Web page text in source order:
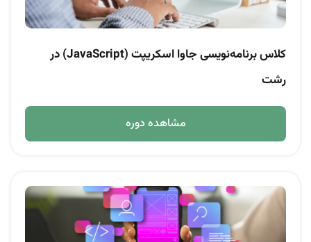
کلاس برنامه‌نویسی جاوا اسکریپت (JavaScript) در
رشت
مشاهده دوره